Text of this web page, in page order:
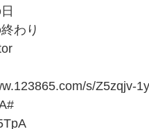
わり
s/Z5zqjv-